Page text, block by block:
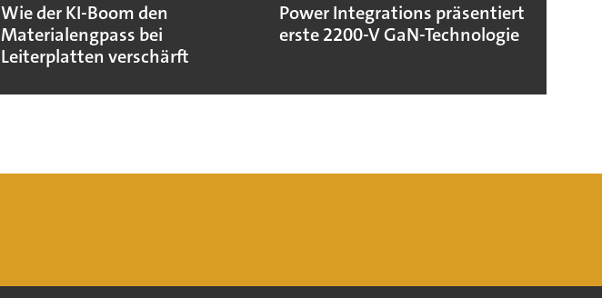
Wie der KI-Boom den
Materialengpass bei
Leiterplatten verschärft
Power Integrations präsentiert
erste 2200-V GaN-Technologie